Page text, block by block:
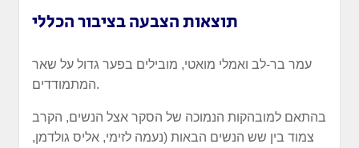
תוצאות הצבעה בציבור הכללי
עמר בר-לב ואמלי מואטי, מובילים בפער גדול על שאר
המתמודדים.
בהתאם למובהקות הנמוכה של הסקר אצל הנשים, הקרב
צמוד בין שש הנשים הבאות (נעמה לזימי, אליס גולדמן,